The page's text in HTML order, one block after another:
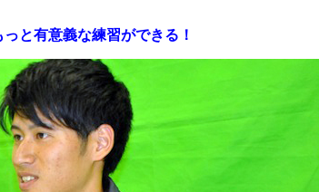
と有意義な練習ができる！